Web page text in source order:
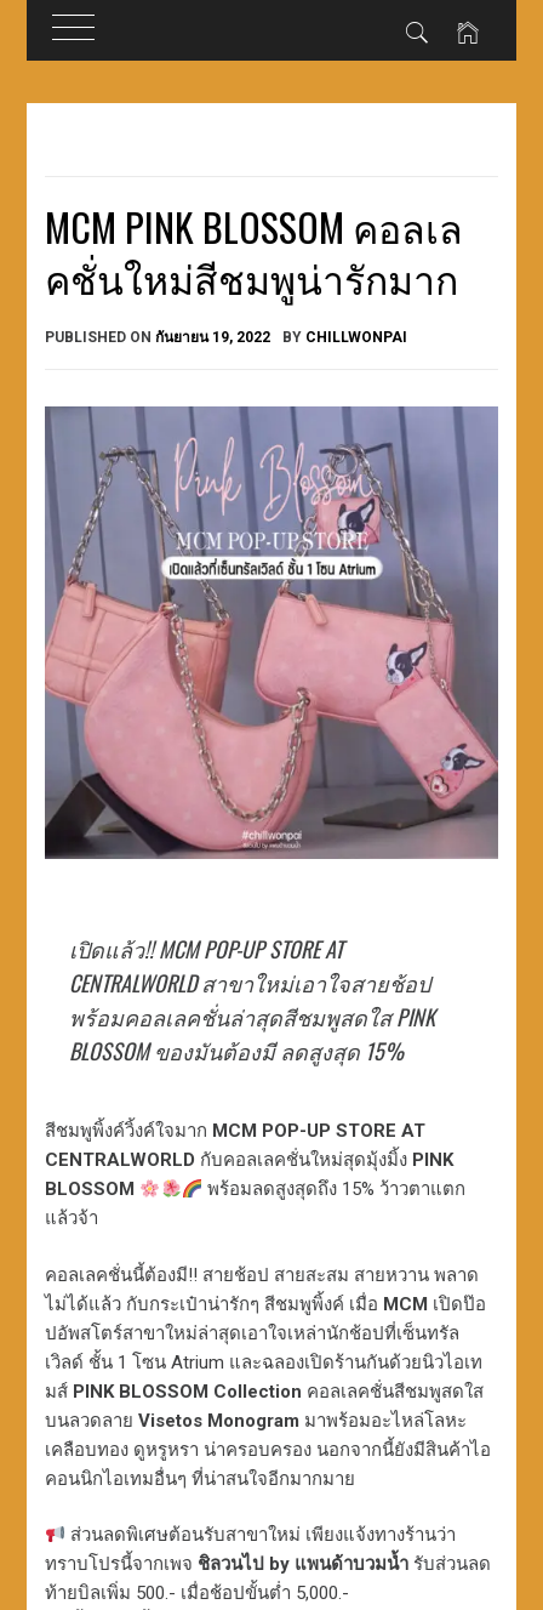
MCM PINK BLOSSOM คอลเล
คชั่นใหม่สีชมพูน่ารักมาก
PUBLISHED ONกันยายน 19, 2022 BY CHILLWONPAI
เปิดแล้ว!! MCM POP-UP STORE AT
CENTRALWORLD สาขาใหม่เอาใจสายช้อป
พร้อมคอลเลคชั่นล่าสุดสีชมพูสดใส PINK
BLOSSOM ของมันต้องมี ลดสูงสุด 15%
สีชมพูพิ้งค์วิ้งค์ใจมาก MCM POP-UP STORE AT
CENTRALWORLD กับคอลเลคชั่นใหม่สุดมุ้งมิ้ง PINK
BLOSSOM
พร้อมลดสูงสุดถึง 15% ว้าวตาแตก
แล้วจ้า
คอลเลคชั่นนี้ต้องมี!! สายช้อป สายสะสม สายหวาน พลาด
ไม่ได้แล้ว กับกระเป๋าน่ารักๆ สีชมพูพิ้งค์ เมื่อ MCM เปิดป๊อ
ปอัพสโตร์สาขาใหม่ล่าสุดเอาใจเหล่านักช้อปที่เซ็นทรัล
เวิลด์ ชั้น 1 โซน Atrium และฉลองเปิดร้านกันด้วยนิวไอเท
มส์ PINK BLOSSOM Collection คอลเลคชั่นสีชมพูสดใส
บนลวดลายVisetos Monogram มาพร้อมอะไหล่โลหะ
เคลือบทอง ดูหรูหรา น่าครอบครอง นอกจากนี้ยังมีสินค้าไอ
คอนนิกไอเทมอื่นๆ ที่น่าสนใจอีกมากมาย
ส่วนลดพิเศษต้อนรับสาขาใหม่ เพียงแจ้งทางร้านว่า
ทราบโปรนี้จากเพจ ชิลวนไป by แพนด้าบวมน้ำ รับส่วนลด
ท้ายบิลเพิ่ม 500.- เมื่อช้อปขั้นต่ำ 5,000.-